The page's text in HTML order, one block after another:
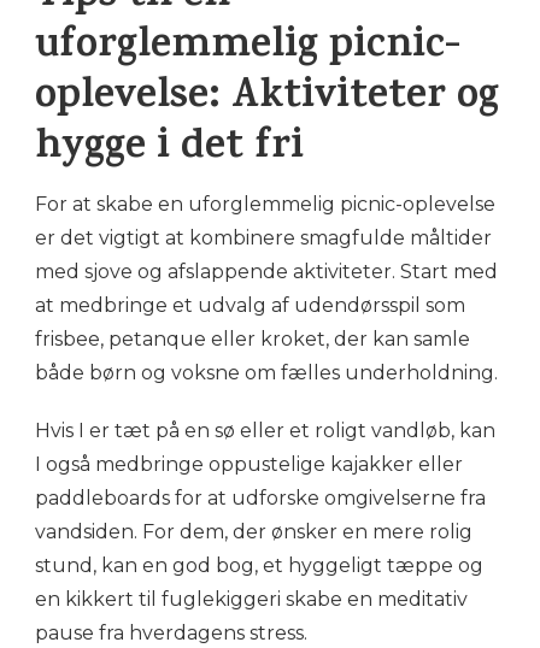
uforglemmelig picnic-
oplevelse: Aktiviteter og
hygge i det fri
For at skabe en uforglemmelig picnic-oplevelse
er det vigtigt at kombinere smagfulde måltider
med sjove og afslappende aktiviteter. Start med
at medbringe et udvalg af udendørsspil som
frisbee, petanque eller kroket, der kan samle
både børn og voksne om fælles underholdning.
Hvis I er tæt på en sø eller et roligt vandløb, kan
I også medbringe oppustelige kajakker eller
paddleboards for at udforske omgivelserne fra
vandsiden. For dem, der ønsker en mere rolig
stund, kan en god bog, et hyggeligt tæppe og
en kikkert til fuglekiggeri skabe en meditativ
pause fra hverdagens stress.